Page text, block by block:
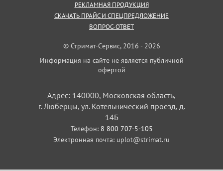
РЕКЛАМНАЯ ПРОДУКЦИЯ
СКАЧАТЬ ПРАЙС И СПЕЦПРЕДЛОЖЕНИЕ
ВОПРОС-ОТВЕТ
© Стримат-Сервис, 2016 - 2026
Информация на сайте не является публичной
офертой
Адрес: 140000, Московская область,
г. Люберцы, ул. Котельнический проезд, д.
14Б
Телефон: 8 800 707-5-105
Электронная почта: uplot@strimat.ru